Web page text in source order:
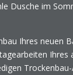
Dusche im
Ihres neuen
Ihres